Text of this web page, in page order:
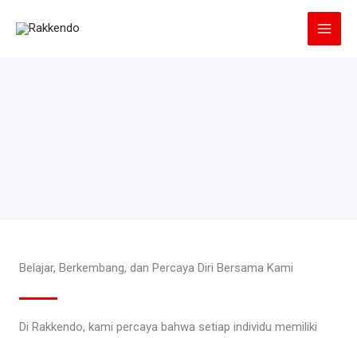
Belajar, Berkembang, dan Percaya Diri Bersama Kami
Di Rakkendo, kami percaya bahwa setiap individu memiliki